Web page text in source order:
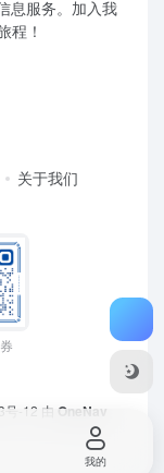
息服务。加入我
程！
关于我们
号-12 由 OneNav
我的